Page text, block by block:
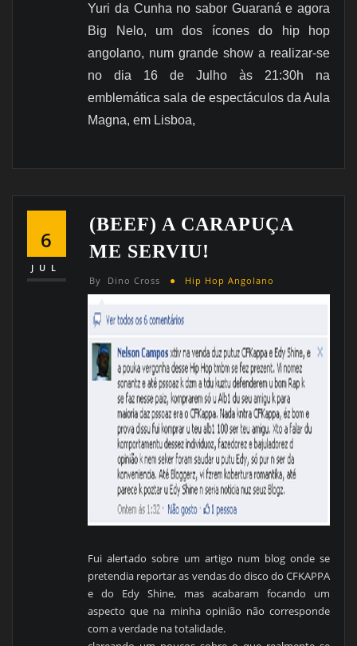
Yuri da Cunha no sabor Guaraná e agora
Big Nelo, um dos ícones do hip hop
angolano, num grande show a realizar-se
no dia 16 de Julho às 21:30h na
emblemática sala de espectáculos da Aula
Magna, em Lisboa,
6
JUL
(BEEF) A CARAPUÇA
ME SERVIU!
By Dino Cross Hip Hop Angolano
Fui alertado sobre um artigo num blog onde se
pretendia reportar as vendas do disco do CFKAPPA
e do Edy Shine, mas acabaram focando um
aspecto que na minha opinião não corresponde
com a verdade na totalidade.